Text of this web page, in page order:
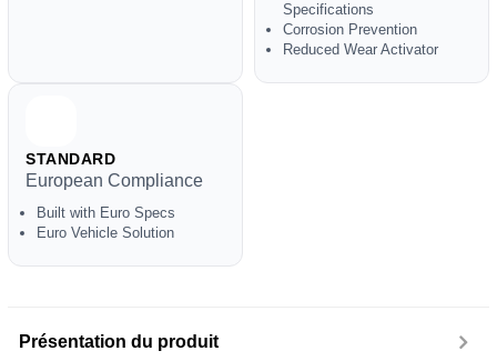
Specifications
Corrosion Prevention
Reduced Wear Activator
STANDARD
European Compliance
Built with Euro Specs
Euro Vehicle Solution
Présentation du produit